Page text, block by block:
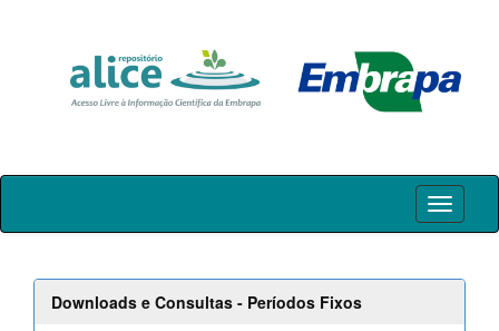
Skip
Downloads e Consultas - Períodos Fixos